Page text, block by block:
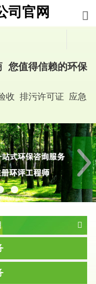
司官网
您值得信赖的环保
收 排污许可证 应急